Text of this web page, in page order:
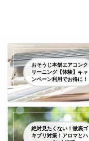
おそうじ本舗エアコンク
リーニング【体験】キャ
ンペーン利用でお得に！
絶対見たくない！徹底ゴ
キブリ対策！アロマとハ